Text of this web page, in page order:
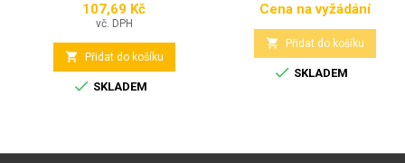
Cena
107,69 Kč
vč. DPH
 Přidat do košíku
 SKLADEM
Cena
Cena na vyžádání
 Přidat do košíku
 SKLADEM